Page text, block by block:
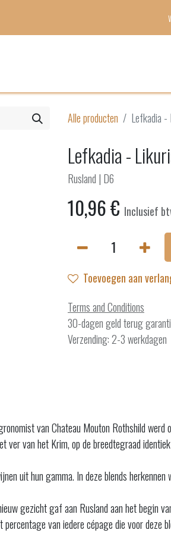
Alle producten Lefkadia -
Lefkadia -
Rusland | D6
10,96€ Inclusief
Toevoegen aan
Terms and Conditions
30-dagen geld terug
Verzending: 2-3 werkdagen
van Chateau Mouton Rothshild
van het Krim, op de breedtegraad
uit hun gamma. In deze blends
gezicht gaf aan Rusland aan het begin
van iedere cépage die voor deze